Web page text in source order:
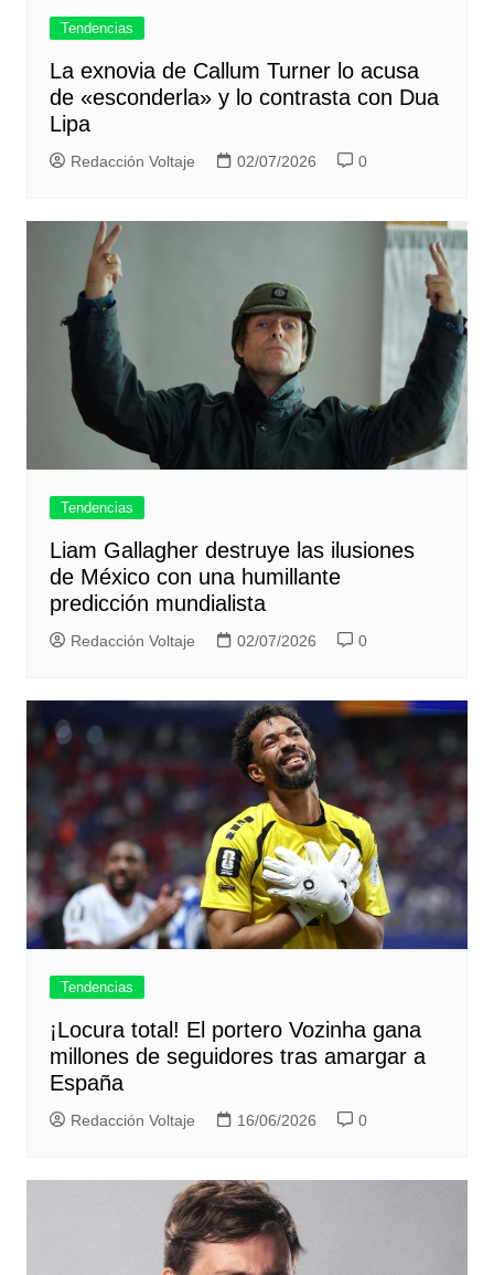
Tendencias
La exnovia de Callum Turner lo acusa
de «esconderla» y lo contrasta con Dua
Lipa
Redacción Voltaje 02/07/2026 0
Tendencias
Liam Gallagher destruye las ilusiones
de México con una humillante
predicción mundialista
Redacción Voltaje 02/07/2026 0
Tendencias
¡Locura total! El portero Vozinha gana
millones de seguidores tras amargar a
España
Redacción Voltaje 16/06/2026 0